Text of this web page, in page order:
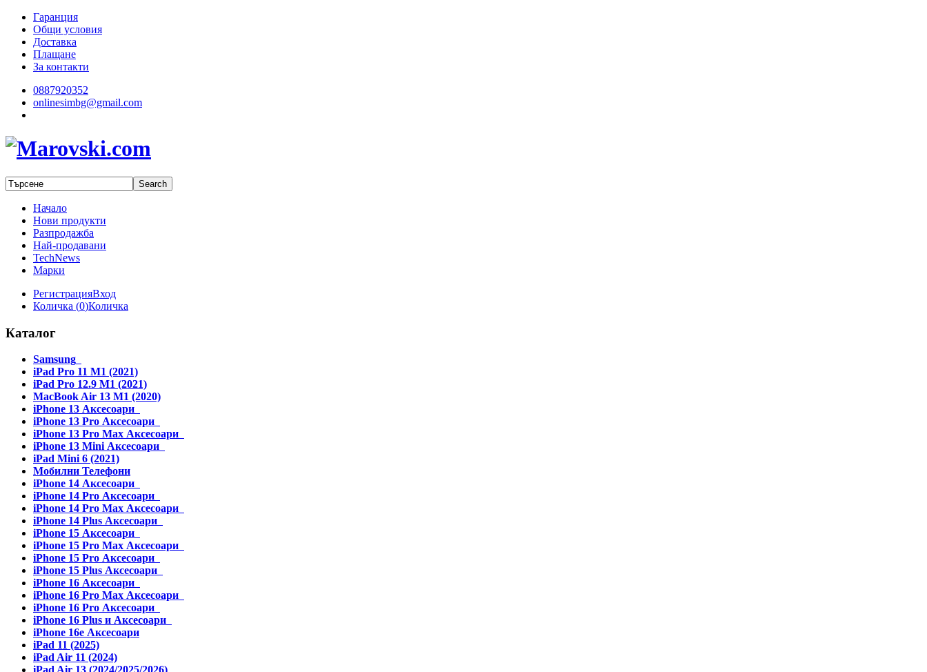
Гаранция
Общи условия
Доставка
Плащане
За контакти
0887920352
onlinesimbg@gmail.com
Начало
Нови продукти
Разпродажба
Най-продавани
TechNews
Марки
РегистрацияВход
Количка (0)Количка
Каталог
Samsung
iPad Pro 11 M1 (2021)
iPad Pro 12.9 M1 (2021)
MacBook Air 13 M1 (2020)
iPhone 13 Аксесоари
iPhone 13 Pro Аксесоари
iPhone 13 Pro Max Аксесоари
iPhone 13 Mini Аксесоари
iPad Mini 6 (2021)
Мобилни Телефони
iPhone 14 Аксесоари
iPhone 14 Pro Аксесоари
iPhone 14 Pro Max Аксесоари
iPhone 14 Plus Аксесоари
iPhone 15 Аксесоари
iPhone 15 Pro Max Аксесоари
iPhone 15 Pro Аксесоари
iPhone 15 Plus Аксесоари
iPhone 16 Аксесоари
iPhone 16 Pro Max Аксесоари
iPhone 16 Pro Аксесоари
iPhone 16 Plus и Аксесоари
iPhone 16e Аксесоари
iPad 11 (2025)
iPad Air 11 (2024)